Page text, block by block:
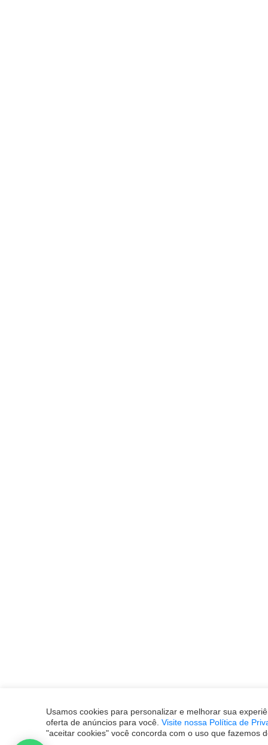
Usamos cookies para personalizar e melhorar sua
oferta de anúncios para você. Visite nossa Política de
"aceitar cookies" você concorda com o uso que fazemos